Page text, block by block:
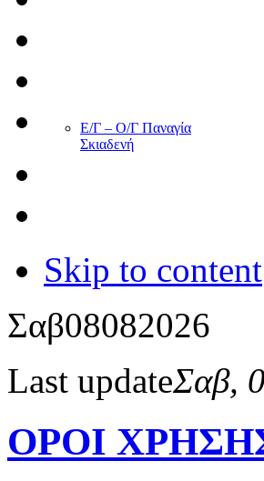
Ε/Γ – Ο/Γ Παναγία
Σκιαδενή
Skip to content
Σαβ08082026
Last updateΣαβ,
ΟΡΟΙ